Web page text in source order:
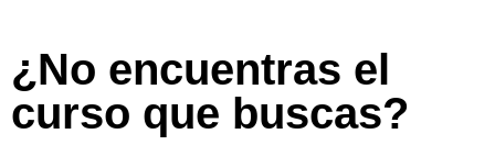
¿No encuentras el
curso que buscas?